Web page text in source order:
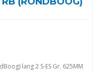
lang 2 S-ES Gr. 625MM